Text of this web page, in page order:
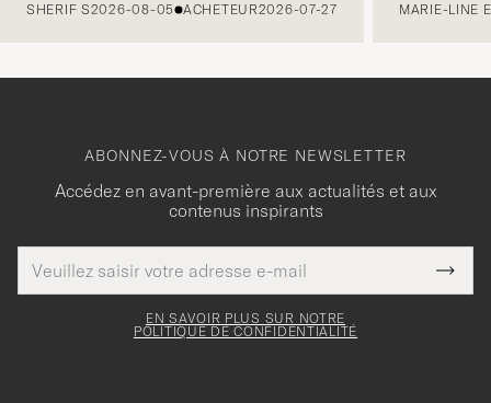
SHERIF S2026-08-05 ACHETEUR2026-07-27 MARIE-LINE
ABONNEZ-VOUS À NOTRE NEWSLETTER
Accédez en avant-première aux actualités et aux
contenus inspirants
de
courrier
Merci
pour
EN SAVOIR PLUS SUR NOTRE
POLITIQUE DE CONFIDENTIALITÉ